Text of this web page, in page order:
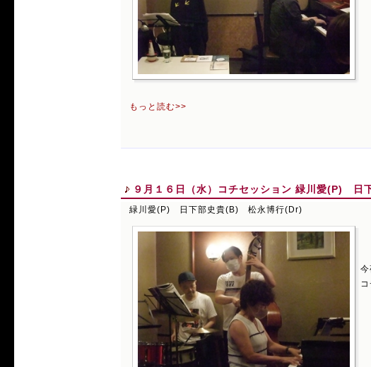
もっと読む>>
９月１６日（水）コチセッション 緑川愛(P)
緑川愛(P) 日下部史貴(B) 松永博行(Dr)